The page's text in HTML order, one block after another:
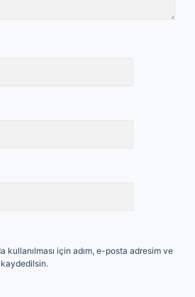
kullanılması için adım, e-posta adresim ve
kaydedilsin.